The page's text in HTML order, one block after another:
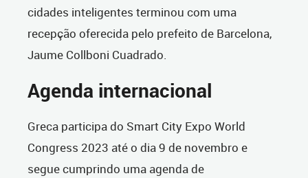
cidades inteligentes terminou com uma
recepção oferecida pelo prefeito de Barcelona,
Jaume Collboni Cuadrado.
Agenda internacional
Greca participa do Smart City Expo World
Congress 2023 até o dia 9 de novembro e
segue cumprindo uma agenda de